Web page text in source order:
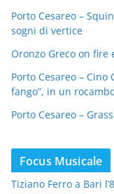
Porto Cesareo –
sogni di vertice
Oronzo Greco on fire
Porto Cesareo –
fango”, in un
Porto Cesareo –
Focus Musicale
Tiziano Ferro a Bari